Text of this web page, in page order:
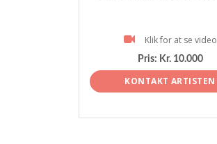
Klik for at se video
Pris: Kr. 10.000
KONTAKT ARTISTEN